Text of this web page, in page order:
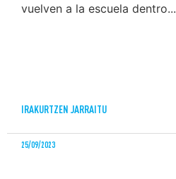
vuelven a la escuela dentro...
IRAKURTZEN JARRAITU
25/09/2023